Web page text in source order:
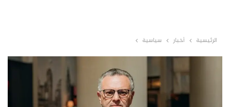
الرئيسية أخبار سياسية